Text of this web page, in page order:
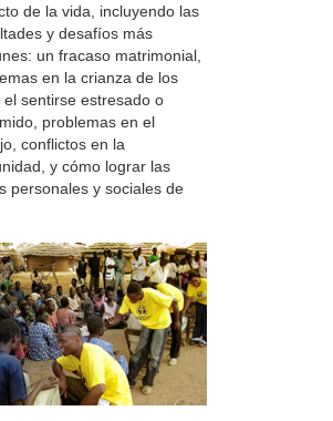
de la vida, incluyendo las
y desafíos más
un fracaso matrimonial,
en la crianza de los
el sentirse estresado o
problemas en el
conflictos en la
y cómo lograr las
personales y sociales de